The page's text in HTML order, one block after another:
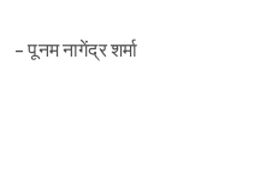
- पूनम नागेंद्र शर्मा